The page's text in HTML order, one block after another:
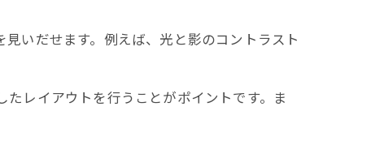
いだせます。例えば、光と影のコントラスト
レイアウトを行うことがポイントです。ま